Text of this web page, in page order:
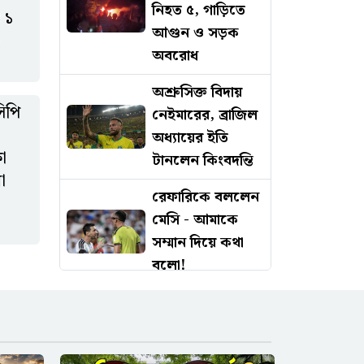
নিহত ৫, গাড়িতে
আগুন ও সড়ক
অবরোধ
অশ্রুসিক্ত বিদায়
নেইমারের, ব্রাজিল
অধ্যায়ের ইতি
টানলেন কিংবদন্তি
রেফারিকে বললেন
মেসি - আমাকে
সম্মান দিয়ে কথা
বলো!